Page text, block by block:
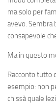
ma solo per
avevo. Sembra
consapevole
Ma in questo
Racconto tutto
esempio: non
chissà quale